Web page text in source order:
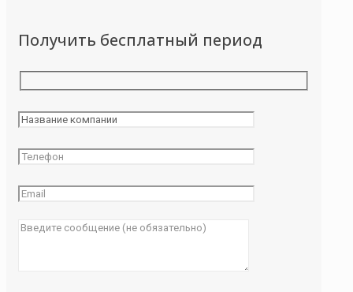
Получить бесплатный период